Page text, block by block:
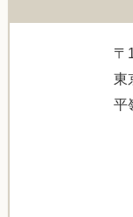
〒
東
平